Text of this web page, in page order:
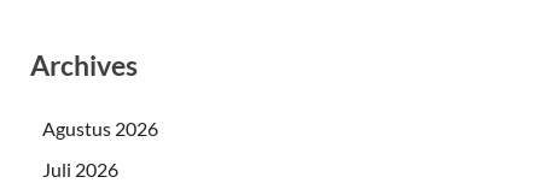
Archives
Agustus 2026
Juli 2026